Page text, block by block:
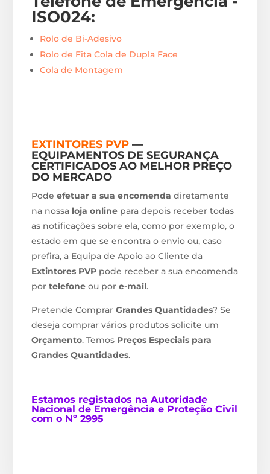
ISO024:
Rolo de Bi-Adesivo
Rolo de Fita Cola de Dupla Face
Cola de Montagem
EXTINTORES PVP —
EQUIPAMENTOS DE SEGURANÇA
CERTIFICADOS AO MELHOR PREÇO
DO MERCADO
Podeefetuar a sua encomenda diretamente
na nossa loja online para depois receber todas
as notificações sobre ela, como por exemplo, o
estado em que se encontra o envio ou, caso
prefira, a Equipa de Apoio ao Cliente da
Extintores PVP pode receber a sua encomenda
portelefone ou pore-mail.
Pretende ComprarGrandes Quantidades? Se
deseja comprar vários produtos solicite um
Orçamento. Temos Preços Especiais para
Grandes Quantidades.
Estamos registados na Autoridade
Nacional de Emergência e Proteção Civil
com o Nº 2995